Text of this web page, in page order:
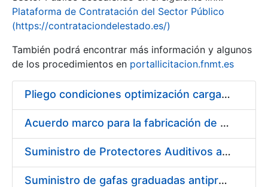
Show/Hide
Plataforma de Contratación del Sector Público
(https://contrataciondelestado.es/)
También podrá encontrar más información y algunos
de los procedimientos en portallicitacion.fnmt.es
Pliego condiciones optimización cargas compras firmado
Acuerdo marco para la fabricación de piezas
Suministro de Protectores Auditivos a medida para las personas trabajadoras de los Centros de Trabajo de Madrid y Burgos
Suministro de gafas graduadas antiproyecciones para los trabajadores de la FNMT-RCM en los centros de trabajo de Madrid y Burgos